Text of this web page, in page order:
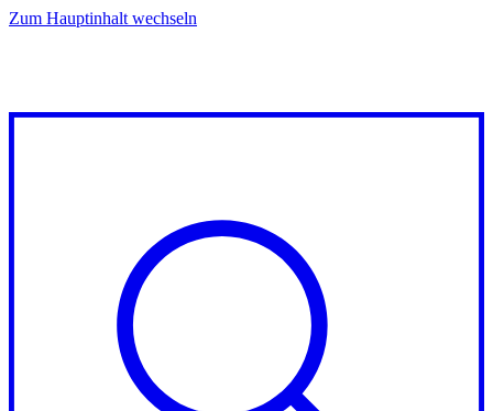
Zum Hauptinhalt wechseln